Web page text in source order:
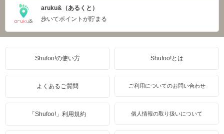
aruku&（あるくと）
歩いてポイントが貯まる
Shufoo!の使い方 Shufoo!とは
よくあるご質問 ご利用についてのお問い合わせ
「Shufoo!」利用規約 個人情報の取り扱いについて